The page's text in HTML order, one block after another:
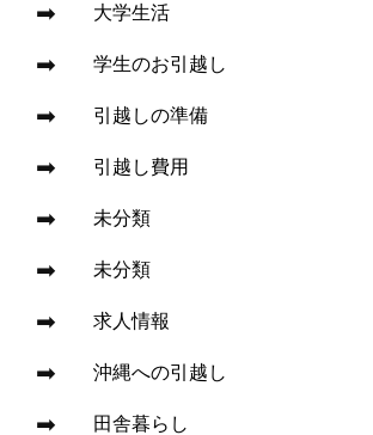
大学生活
学生のお引越し
引越しの準備
引越し費用
未分類
未分類
求人情報
沖縄への引越し
田舎暮らし